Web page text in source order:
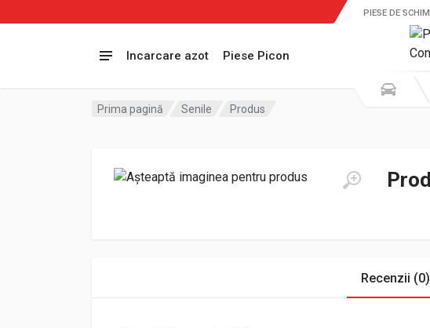
Incarcare azot Piese Picon
PIESE DE
Prima pagină Senile Produs
Recenzii (0)